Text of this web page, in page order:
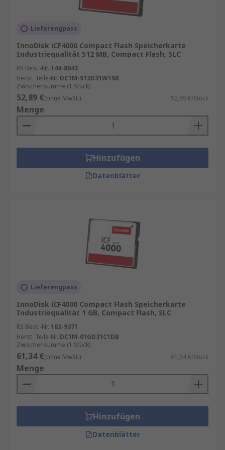
Lieferengpass
InnoDisk iCF4000 Compact Flash Speicherkarte
Industriequalität 512 MB, Compact Flash, SLC
RS Best.-Nr. 144-8042
Herst. Teile-Nr. DC1M-512D31W1SB
Zwischensumme (1 Stück)
52,89 €(ohne MwSt.) 52,89 €/Stück
Menge
Hinzufügen
Datenblätter
Lieferengpass
InnoDisk iCF4000 Compact Flash Speicherkarte
Industriequalität 1 GB, Compact Flash, SLC
RS Best.-Nr. 183-9371
Herst. Teile-Nr. DC1M-01GD31C1DB
Zwischensumme (1 Stück)
61,34 €(ohne MwSt.) 61,34 €/Stück
Menge
Hinzufügen
Datenblätter